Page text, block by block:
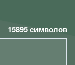
15895символов